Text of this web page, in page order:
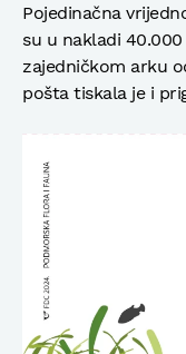
Pojedinačna
su u nakladi
zajedničkom arku
pošta tiskala je i